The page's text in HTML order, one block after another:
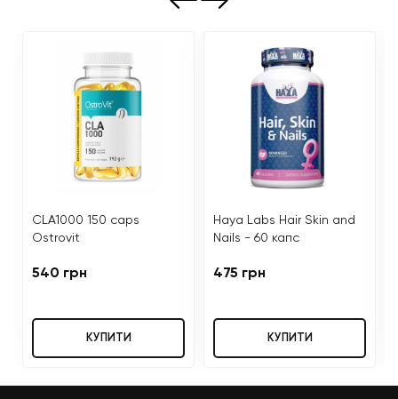
CLA1000 150 caps
Ostrovit
540 грн
КУПИТИ
Haya Labs Hair Skin and
Nails - 60 капс
475 грн
КУПИТИ